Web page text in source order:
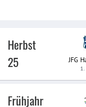
Herbst
25
JFG
Frühjahr